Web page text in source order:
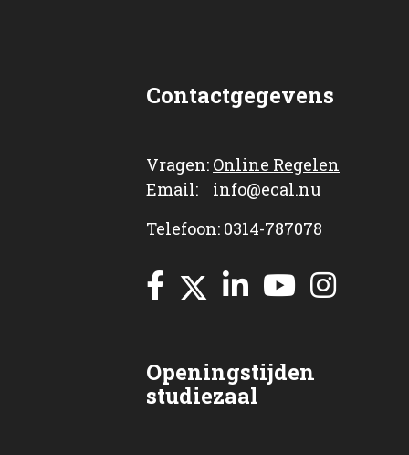
Contactgegevens
Vragen: Online Regelen
Email: info@ecal.nu
Telefoon: 0314-787078
Openingstijden
studiezaal